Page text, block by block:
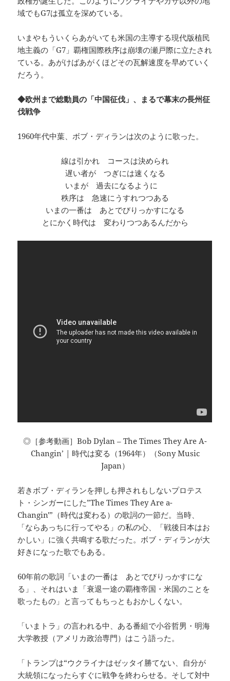
域でもG7は孤立を深めている。
いまやもういくらあがいても米国の主導する現代版植民
地主義の「G7」覇権国際秩序は崩壊の瀬戸際に立たされ
ている。あがけばあがくほどその瓦解速度を早めていく
だろう。
◆欧州まで総動員の「中国征伐」、まるで幕末の長州征
伐戦争
1960年代中葉、ボブ・ディランは次のように歌った。
線は引かれ コースは決められ
遅い者が つぎには速くなる
いまが 過去になるように
秩序は 急速にうすれつつある
いまの一番は あとでびりっかすになる
とにかく時代は 変わりつつあるんだから
◎［参考動画］Bob Dylan – The Times They Are A-
Changin’ | 時代は変る（1964年）（Sony Music
Japan）
若きボブ・ディランを押しも押されもしないプロテス
ト・シンガーにした”The Times They Are a-
Changin'”（時代は変わる）の歌詞の一節だ。当時、
「ならあっちに行ってやる」の私の心、「戦後日本はお
かしい」に強く共鳴する歌だった。ボブ・ディランが大
好きになった歌でもある。
60年前の歌詞「いまの一番は あとでびりっかすにな
る」、それはいま「衰退一途の覇権帝国・米国のことを
歌ったもの」と言ってもちっともおかしくない。
「いまトラ」の言われる中、ある番組で小谷哲男・明海
大学教授（アメリカ政治専門）はこう語った。
「トランプは“ウクライナはゼッタイ勝てない、自分が
大統領になったらすぐに戦争を終わらせる。そして対中